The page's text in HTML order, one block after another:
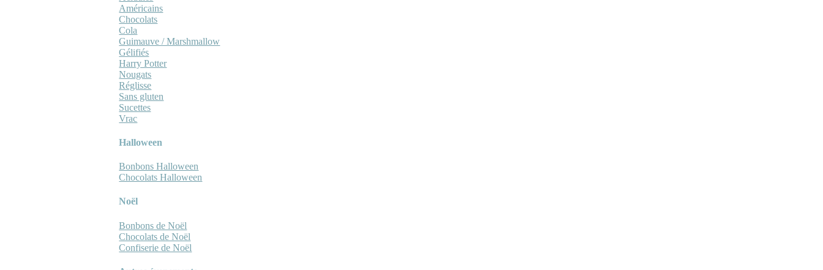
Américains
Chocolats
Cola
Guimauve / Marshmallow
Gélifiés
Harry Potter
Nougats
Réglisse
Sans gluten
Sucettes
Vrac
Halloween
Bonbons Halloween
Chocolats Halloween
Noël
Bonbons de Noël
Chocolats de Noël
Confiserie de Noël